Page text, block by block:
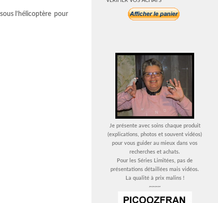
l’hélicoptère pour
Je présente avec soins chaque produit
(explications, photos et souvent vidéos)
pour vous guider au mieux dans vos
recherches et achats.
Pour les Séries Limitées, pas de
présentations détaillées mais vidéos.
La qualité à prix malins !
~~~~